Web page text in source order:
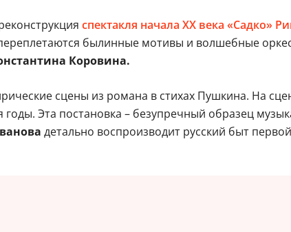
спектакля начала XX века «Садко»
былинные мотивы и волшебные
Коровина.
сцены из романа в стихах Пушкина. На
годы. Эта постановка – безупречный образец
детально воспроизводит русский быт